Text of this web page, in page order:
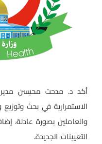
أكد د. مدحت محيسن مدير
الاستمرارية في بحث
والعاملين بصورة عادلة،
التعيينات الجديدة.